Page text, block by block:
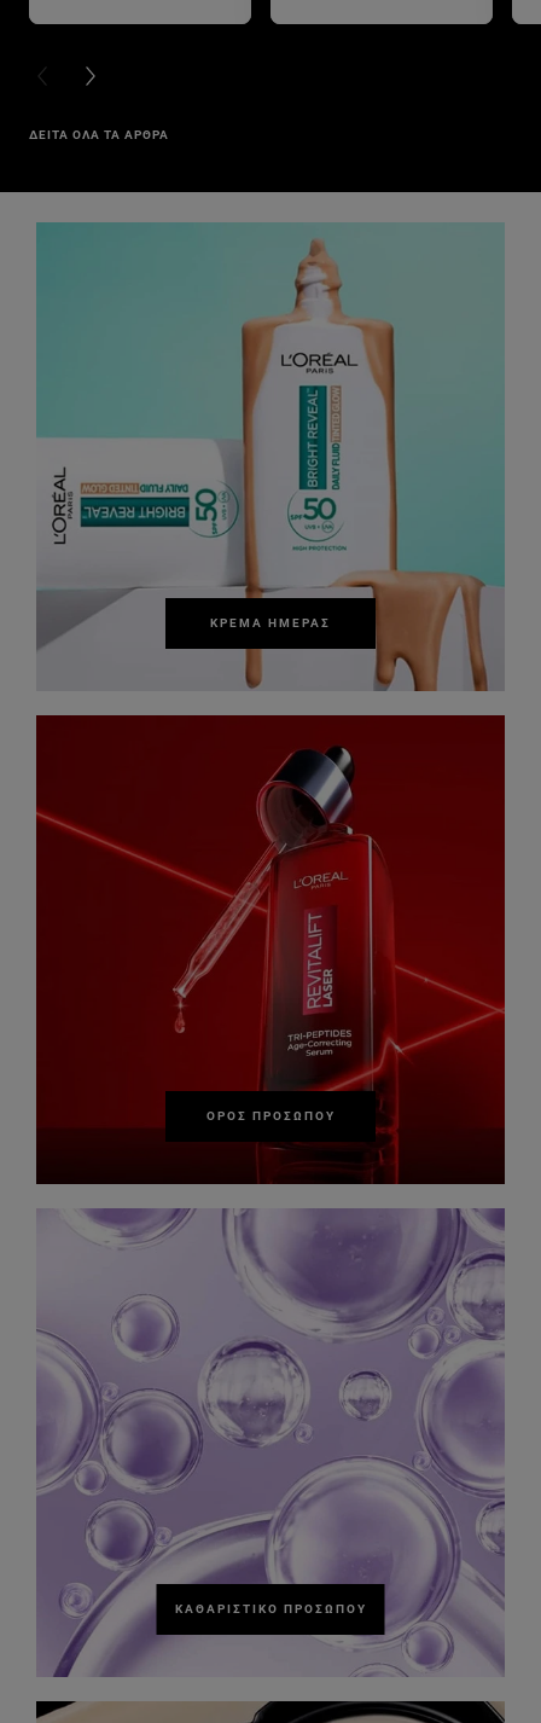
PREVIOUS CARD
NEXT CARD
ΔΕΙΤΑ ΟΛΑ ΤΑ ΑΡΘΡΑ
ΚΡΈΜΑ ΗΜΈΡΑΣ
ΟΡΌΣ ΠΡΟΣΏΠΟΥ
ΚΑΘΑΡΙΣΤΙΚΌ ΠΡΟΣΏΠΟΥ